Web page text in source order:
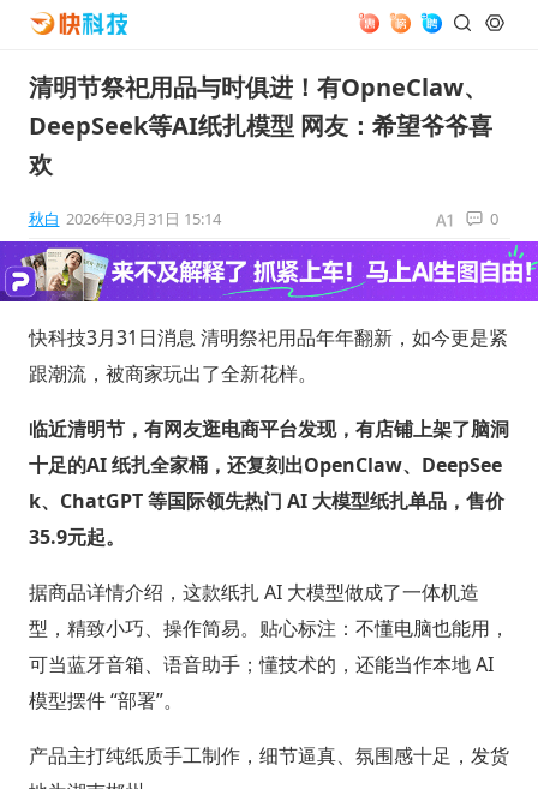
清明节祭祀用品与时俱进！有OpneClaw、
DeepSeek等AI纸扎模型 网友：希望爷爷喜
欢
秋白 2026年03月31日 15:14 0
快科技3月31日消息 清明祭祀用品年年翻新，如今更是紧
跟潮流，被商家玩出了全新花样。
临近清明节，有网友逛电商平台发现，有店铺上架了脑洞
十足的AI 纸扎全家桶，还复刻出OpenClaw、DeepSee
k、ChatGPT 等国际领先热门 AI 大模型纸扎单品，售价
35.9元起。
据商品详情介绍，这款纸扎 AI 大模型做成了一体机造
型，精致小巧、操作简易。贴心标注：不懂电脑也能用，
可当蓝牙音箱、语音助手；懂技术的，还能当作本地 AI
模型摆件 “部署”。
产品主打纯纸质手工制作，细节逼真、氛围感十足，发货